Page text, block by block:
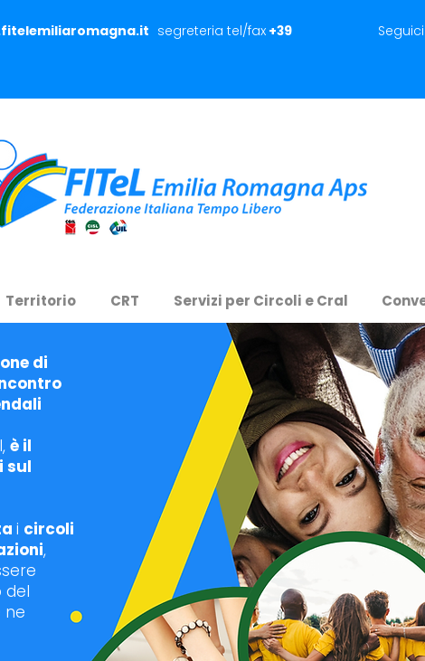
segreteria tel/fax +39
Territorio CRT Servizi per Circoli e Cral
di
è il
sul
i circoli
,
del
ne